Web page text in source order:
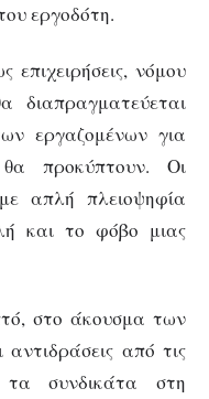
εργοδότη.
επιχειρήσεις, νόμου
διαπραγματεύεται
εργαζομένων για
προκύπτουν. Οι
απλή πλειοψηφία
και το φόβο μιας
στο άκουσμα των
από τις
τα συνδικάτα στη